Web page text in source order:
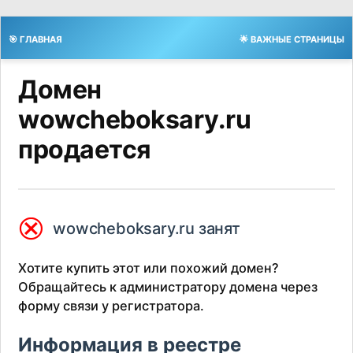
🎯 ГЛАВНАЯ 🌟 ВАЖНЫЕ СТРАНИЦЫ
Домен
wowcheboksary.ru
продается
⮿ wowcheboksary.ru занят
Хотите купить этот или похожий домен?
Обращайтесь к администратору домена через
форму связи у регистратора.
Информация в реестре